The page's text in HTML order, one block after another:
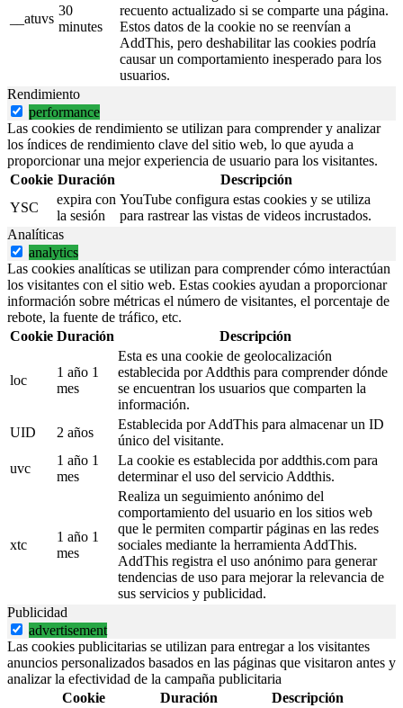
__atuvs
30
minutes
recuento actualizado si se comparte una página.
Estos datos de la cookie no se reenvían a
AddThis, pero deshabilitar las cookies podría
causar un comportamiento inesperado para los
usuarios.
Rendimiento
performance
Las cookies de rendimiento se utilizan para comprender y analizar
los índices de rendimiento clave del sitio web, lo que ayuda a
proporcionar una mejor experiencia de usuario para los visitantes.
Cookie Duración
Descripción
YSC
expira con
la sesión
YouTube configura estas cookies y se utiliza
para rastrear las vistas de videos incrustados.
Analíticas
analytics
Las cookies analíticas se utilizan para comprender cómo interactúan
los visitantes con el sitio web. Estas cookies ayudan a proporcionar
información sobre métricas el número de visitantes, el porcentaje de
rebote, la fuente de tráfico, etc.
Cookie Duración Descripción
loc
1 año 1
mes
Esta es una cookie de geolocalización
establecida por Addthis para comprender dónde
se encuentran los usuarios que comparten la
información.
UID
2 años
Establecida por AddThis para almacenar un ID
único del visitante.
uvc
1 año 1
mes
La cookie es establecida por addthis.com para
determinar el uso del servicio Addthis.
xtc
1 año 1
mes
Realiza un seguimiento anónimo del
comportamiento del usuario en los sitios web
que le permiten compartir páginas en las redes
sociales mediante la herramienta AddThis.
AddThis registra el uso anónimo para generar
tendencias de uso para mejorar la relevancia de
sus servicios y publicidad.
Publicidad
advertisement
Las cookies publicitarias se utilizan para entregar a los visitantes
anuncios personalizados basados en las páginas que visitaron antes y
analizar la efectividad de la campaña publicitaria
Cookie
Duración Descripción